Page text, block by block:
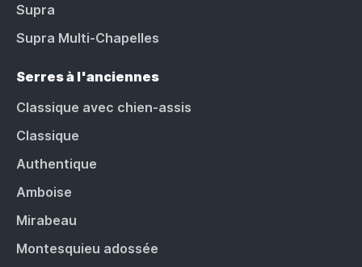
Supra
Supra Multi-Chapelles
Serres à l'anciennes
Classique avec chien-assis
Classique
Authentique
Amboise
Mirabeau
Montesquieu adossée